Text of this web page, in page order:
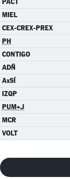
MIEL
CEX-CREX-PREX
PH
CONTIGO
ADÑ
AxSÍ
IZQP
PUM+J
MCR
VOLT